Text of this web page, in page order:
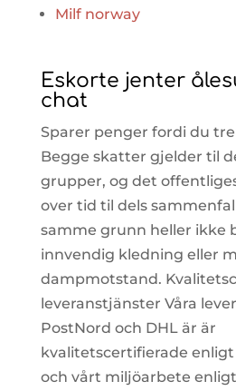
Milf norway
Eskorte jenter
chat
Sparer penger fordi du
Begge skatter gjelder til
grupper, og det
over tid til dels
samme grunn heller ikke
innvendig kledning eller
dampmotstand.
leveranstjänster Våra
PostNord och DHL är är
kvalitetscertifierade enligt
och vårt miljöarbete enligt